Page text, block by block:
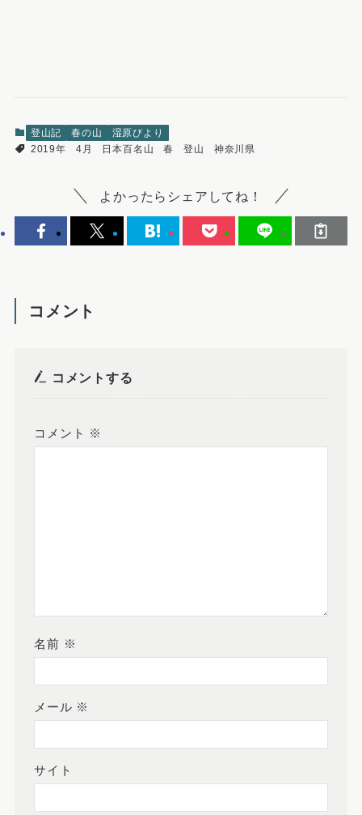
登山記 春の山
湿原びより
2019年
4月 日本百名山 春 登山 神奈川県
よかったらシェアしてね！
コメント
コメントする
コメント ※
名前 ※
メール ※
サイト